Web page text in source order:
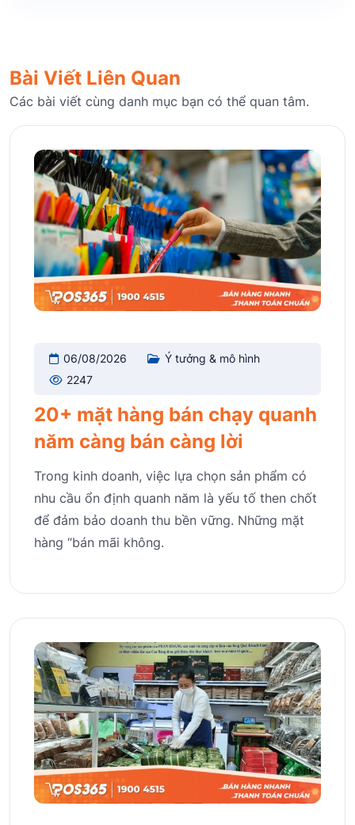
Bài Viết Liên Quan
Các bài viết cùng danh mục bạn có thể quan tâm.
06/08/2026
Ý tưởng & mô hình
2247
20+ mặt hàng bán chạy quanh
năm càng bán càng lời
Trong kinh doanh, việc lựa chọn sản phẩm có
nhu cầu ổn định quanh năm là yếu tố then chốt
để đảm bảo doanh thu bền vững. Những mặt
hàng “bán mãi không.